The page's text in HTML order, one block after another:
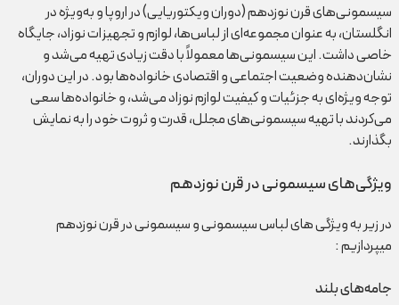
سیسمونی‌های قرن نوزدهم (دوران ویکتوریایی) در اروپا و به‌ویژه در
انگلستان، به عنوان مجموعه‌ای از لباس‌ها، لوازم و تجهیزات نوزاد، جایگاه
خاصی داشت. این سیسمونی‌ها معمولاً با دقت زیادی تهیه می‌شد و
نشان‌دهنده وضعیت اجتماعی و اقتصادی خانواده‌ها بود. در این دوران،
توجه ویژه‌ای به جزئیات و کیفیت لوازم نوزاد می‌شد، و خانواده‌ها سعی
می‌کردند با تهیه سیسمونی‌های مجلل، قدرت و ثروت خود را به نمایش
بگذارند.
ویژگی‌های سیسمونی در قرن نوزدهم
در زیر به ویژگی های لباس سیسمونی و سیسمونی در قرن نوزدهم
میپردازیم :
جامه‌های بلند